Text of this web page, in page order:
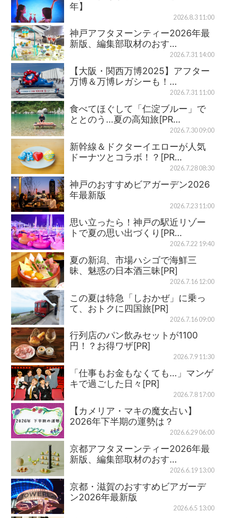
年】
2026.8.3 11:00
神戸アフタヌーンティー2026年最
新版、編集部取材のおす…
2026.7.31 14:00
【大阪・関西万博2025】アフター
万博＆万博レガシーも！…
2026.7.31 11:00
食べてほぐして「仁淀ブルー」で
ととのう…夏の高知旅[PR…
2026.7.30 09:00
新幹線＆ドクターイエローが人気
ドーナツとコラボ！？[PR…
2026.7.28 08:30
神戸のおすすめビアガーデン2026
年最新版
2026.7.23 11:00
思い立ったら！神戸の駅近リゾー
トで夏の思い出づくり[PR…
2026.7.22 19:40
夏の新潟、市場ハシゴで海鮮三
昧、魅惑の日本酒三昧[PR]
2026.7.16 12:00
この夏は特急「しおかぜ」に乗っ
て、おトクに四国旅[PR]
2026.7.16 09:00
行列店のパン飲みセットが1100
円！？お得ワザ[PR]
2026.7.9 11:30
「仕事もお金もなくても…」マンゲ
キで過ごした日々[PR]
2026.7.8 17:00
【カメリア・マキの魔女占い】
2026年下半期の運勢は？
2026.6.29 06:00
京都アフタヌーンティー2026年最
新版、編集部取材のおす…
2026.6.19 13:00
京都・滋賀のおすすめビアガーデ
ン2026年最新版
2026.6.5 13:00